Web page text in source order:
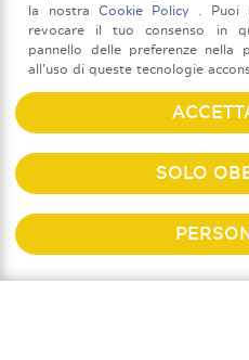
Riciclo della
fatti
VIA SAN VITTORE 36 2022
la nostra Cookie Policy
. Puoi
revocare il tuo consenso in
pannello delle preferenze nella
all'uso di queste tecnologie
SOLO